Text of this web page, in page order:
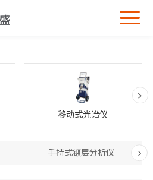
移动式光谱仪
手持式镀层分析仪